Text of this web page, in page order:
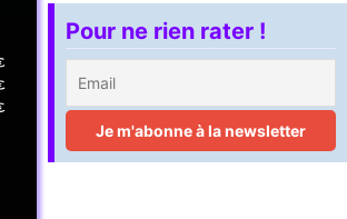
Pour ne rien rater !